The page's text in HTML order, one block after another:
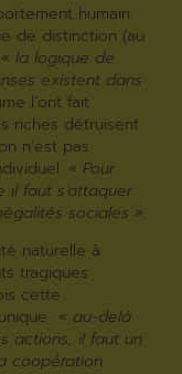
humain.
de distinction (au
«la logique de
existent dans
l’ont fait
riches détruisent
n’est pas
«Pour
il faut s’attaquer
sociales ».
naturelle à
tragiques
cette
« au-delà
actions, il faut un
coopération